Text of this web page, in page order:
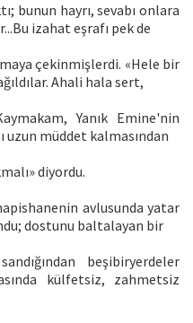
bunun hayrı, sevabı onlara
izahat eşrafı pek de
çekinmişlerdi. «Hele bir
Ahali hala sert,
Yanık Emine'nin
uzun müddet kalmasından
diyordu.
avlusunda yatar
dostunu baltalayan bir
beşibiryerdeler
külfetsiz, zahmetsiz